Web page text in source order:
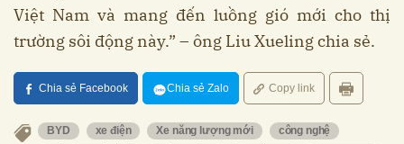
Việt Nam và mang đến luồng gió mới cho thị
trường sôi động này.” – ông Liu Xueling chia sẻ.
Chia sẻ Facebook Chia sẻ Zalo Copy link
BYD xe điện Xe năng lượng mới
công nghệ